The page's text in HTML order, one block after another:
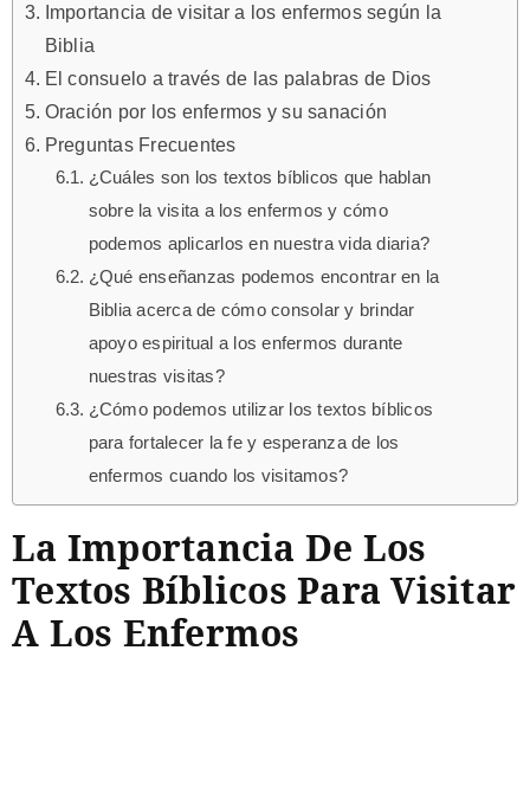
Importancia de visitar a los enfermos según la
Biblia
El consuelo a través de las palabras de Dios
Oración por los enfermos y su sanación
Preguntas Frecuentes
¿Cuáles son los textos bíblicos que hablan
sobre la visita a los enfermos y cómo
podemos aplicarlos en nuestra vida diaria?
¿Qué enseñanzas podemos encontrar en la
Biblia acerca de cómo consolar y brindar
apoyo espiritual a los enfermos durante
nuestras visitas?
¿Cómo podemos utilizar los textos bíblicos
para fortalecer la fe y esperanza de los
enfermos cuando los visitamos?
La Importancia De Los
Textos Bíblicos Para Visitar
A Los Enfermos